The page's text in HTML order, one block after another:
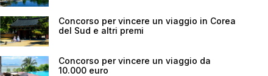
Concorso per vincere un viaggio in Corea
del Sud e altri premi
Concorso per vincere un viaggio da
10.000 euro